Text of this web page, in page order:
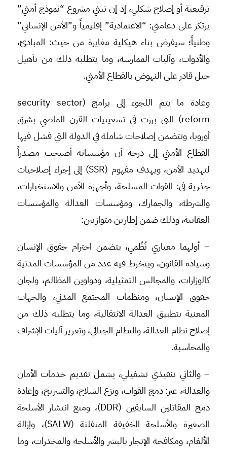
ترقيعية أو إصلاح شكلي، إذ إن تبني مشروع “نموذج أمني”
يرتكز على دعامتي: “الاعتمادية” إقليمياً و”الأمن الإنساني”
وطنياً؛ سيفرض بناء هيكلية مغايرة من حيث: المبادئ،
والأدوات، وآليات الممارسة، وما يتطلبه ذلك من تأهيل
جيل قادر على النهوض بالقطاع الأمني.
وعادة ما يتم اللجوء إلى برامج (security sector
reform) التي برزت في تسعينيات القرن الماضي بشرق
أوروبا، وتتضمن إصلاحات شاملة في الدولة التي فشل فيها
القطاع الأمني إلى درجة أن مؤسساته أصبحت مصدراً
لتهديد الأمن، ويهدف مفهوم (SSR) إلى إجراء إصلاحيات
جذرية في: القوات المسلحة، وأجهزة الأمن والاستخبارات،
والشرطة، والجمارك، ومؤسسات العدالة والمؤسسات
العقابية، وذلك ضمن إطارين متوازيين:
– أولهما معياري نُظُمي، يتضمن احترام حقوق الإنسان
وسيادة القانون، وينخرط فيه عدد من المؤسسات المدنية
كالوزارات، والمجالس التمثيلية، ودواوين المظالم، ولجان
حقوق الإنسان، ومنظمات المجتمع المدني، والجهات
المعنية بتطبيق العدالة الانتقالية، وما يتطلبه ذلك من
إصلاح نظام العدالة، والنظام الجنائي، وتعزيز آليات الإشراف
والمحاسبة.
– والثاني تنفيذي تشغيلي، يشمل تقديم خدمات الأمان
والعدالة، عبر: دمج القوات، ونزع السلاح، والتسريح، وإعادة
دمج المقاتلين السابقين (DDR)، ومنع انتشار الأسلحة
الصغيرة والأسلحة الخفيفة المنفلتة (SALW)، وإزالة
الألغام، ومكافحة الإتجار بالبشر والأسلحة والمخدرات، وما